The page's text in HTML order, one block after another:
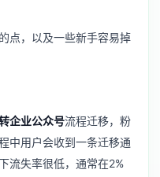
点，以及一些新手容易掉
企业公众号流程迁移，粉
中用户会收到一条迁移通
流失率很低，通常在2%